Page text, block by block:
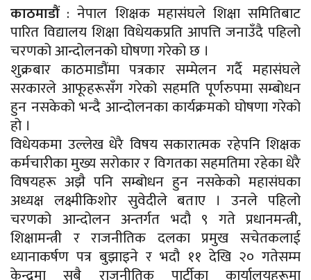
काठमाडौं: नेपाल शिक्षक महासंघले शिक्षा समितिबाट
पारित विद्यालय शिक्षा विधेयकप्रति आपत्ति जनाउँदै पहिलो
चरणको आन्दोलनको घोषणा गरेको छ ।
शुक्रबार काठमाडौंमा पत्रकार सम्मेलन गर्दै महासंघले
सरकारले आफूहरूसँग गरेको सहमति पूर्णरुपमा सम्बोधन
हुन नसकेको भन्दै आन्दोलनका कार्यक्रमको घोषणा गरेको
हो ।
विधेयकमा उल्लेख धेरै विषय सकारात्मक रहेपनि शिक्षक
कर्मचारीका मुख्य सरोकार र विगतका सहमतिमा रहेका धेरै
विषयहरू अझै पनि सम्बोधन हुन नसकेको महासंघका
अध्यक्ष लक्ष्मीकिशोर सुवेदीले बताए । उनले पहिलो
चरणको आन्दोलन अन्तर्गत भदौ ९ गते प्रधानमन्त्री,
शिक्षामन्त्री र राजनीतिक दलका प्रमुख सचेतकलाई
ध्यानाकर्षण पत्र बुझाइने र भदौ ११ देखि २० गतेसम्म